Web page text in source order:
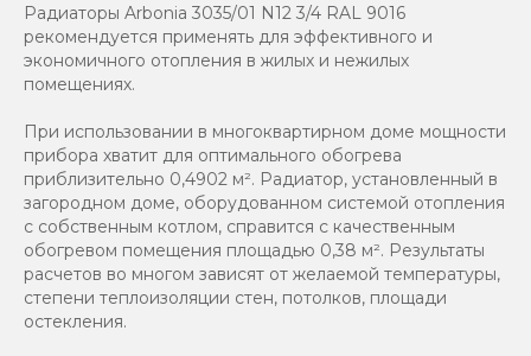
Радиаторы Arbonia 3035/01 N12 3/4 RAL 9016
рекомендуется применять для эффективного и
экономичного отопления в жилых и нежилых
помещениях.
При использовании в многоквартирном доме мощности
прибора хватит для оптимального обогрева
приблизительно 0,4902 м². Радиатор, установленный в
загородном доме, оборудованном системой отопления
с собственным котлом, справится с качественным
обогревом помещения площадью 0,38 м². Результаты
расчетов во многом зависят от желаемой температуры,
степени теплоизоляции стен, потолков, площади
остекления.